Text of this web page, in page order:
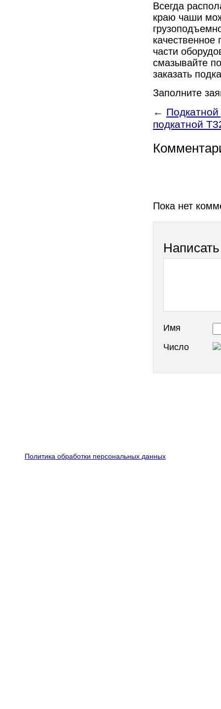
Всегда
краю чаши
части
смазывайте
заказать
Заполните
←
подкатной
Пока нет
Имя
Число
Политика обработки персональных данных